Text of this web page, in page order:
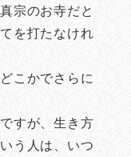
宗のお寺だと
を打たなけれ
こかでさらに
すが、生き方
う人は、いつ